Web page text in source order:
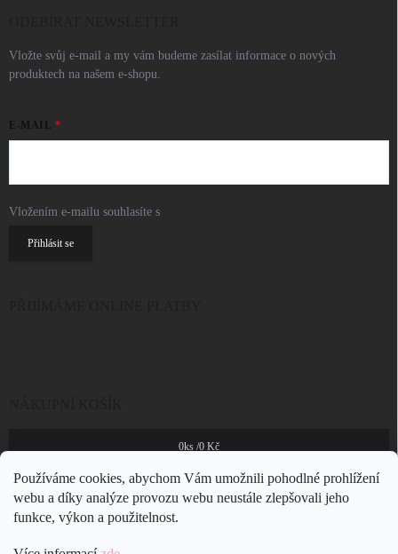
Používáme cookies, abychom Vám umožnili pohodlné prohlížení
webu a díky analýze provozu webu neustále zlepšovali jeho
funkce, výkon a použitelnost.
Vložte svůj e-mail a my vám budeme zasílat informace o nových
produktech na našem e-shopu.
E-MAIL
Vložením e-mailu souhlasíte s
Přihlásit se
0ks /0 Kč